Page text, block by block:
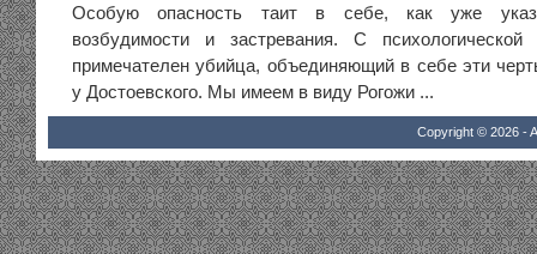
Особую опасность таит в себе, как уже
возбудимости и застревания. С
примечателен убийца, объединяющий в себе эти
у Достоевского. Мы имеем в виду Рогожи ...
Copyright © 2026 -